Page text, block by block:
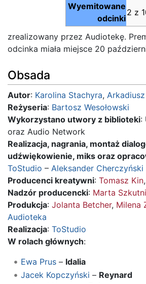
Wyemitowane
odcinki
2 z
zrealizowany przez Audiotekę.
odcinka miała miejsce 20
Obsada
Autor: Karolina Stachyra,
Reżyseria: Bartosz Wesołowski
Wykorzystano utwory z biblioteki:
oraz Audio Network
Realizacja, nagrania, montaż
udźwiękowienie, miks oraz
ToStudio – Aleksander Cherczyński
Producenci kreatywni: Tomasz Kin,
Nadzór producencki: Marta
Produkcja: Jolanta Betcher, Milena
Audioteka
Realizacja: ToStudio
W rolach głównych:
Ewa Prus– Idalia
Jacek Kopczyński – Reynard